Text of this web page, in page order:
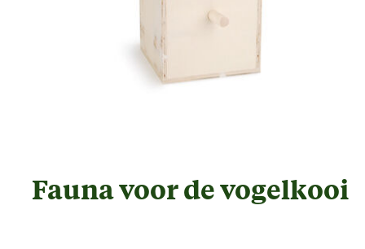
Fauna voor de vogelkooi